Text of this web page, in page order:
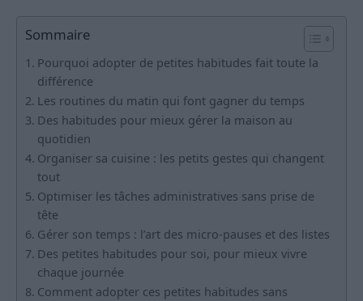
Sommaire
Pourquoi adopter de petites habitudes fait toute la
différence
Les routines du matin qui font gagner du temps
Des habitudes pour mieux gérer la maison au
quotidien
Organiser sa cuisine : les petits gestes qui changent
tout
Optimiser les tâches administratives sans prise de
tête
Gérer son temps : l’art des micro-pauses et des listes
Des petites habitudes pour soi, pour mieux vivre
chaque journée
Comment adopter ces petites habitudes sans